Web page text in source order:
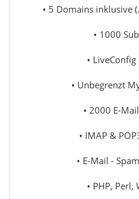
• 5 Domains inklusive
• 1000
•
• Unbegrenzt
• 2000 E-
• IMAP &
• E-Mail -
• PHP, Perl,